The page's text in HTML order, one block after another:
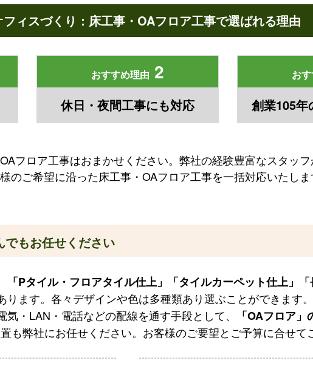
ィスづくり：床工事・OAフロア工事で選ばれる理由
おすすめ理由 2
休日・夜間工事にも対応
お
創業105年
フロア工事はおまかせください。弊社の経験豊富なスタッ
のご希望に沿った床工事・OAフロア工事を一括対応いたしま
でもお任せください
「Pタイル・フロアタイル仕上」「タイルカーペット仕上」
ります。各々デザインや色は多種類あり選ぶことができます。
・LAN・電話などの配線を通す手段として、
「OAフロア
も弊社にお任せください。お客様のご要望とご予算に合せて